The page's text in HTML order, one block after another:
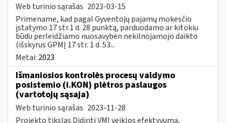
Web turinio sąrašas 2023-03-15
Primename, kad pagal Gyventojų pajamų mokesčio
įstatymo 17 str.1 d. 28 punktą, parduodamo ar kitokiu
būdu perleidžiamo nuosavybėn nekilnojamojo daikto
(išskyrus GPMĮ 17 str. 1 d. 53...
Metai: 2023
Išmaniosios kontrolės procesų valdymo
posistemio (i.KON) plėtros paslaugos
(vartotojų sąsaja)
Web turinio sąrašas 2023-11-28
Projekto tikslas Didinti VMI veiklos efektyvumą,